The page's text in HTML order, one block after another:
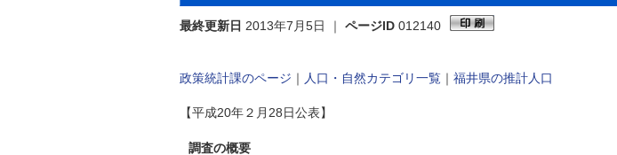
環境問題・廃棄物対策・リサ
イクル
河川・砂防・港湾
自然
最終更新日 2013年7月5日 ｜ ページID 012140
政策統計課のページ ｜ 人口・自然カテゴリ一覧 ｜ 福井県の推計人口
【平成20年２月28日公表】
調査の概要